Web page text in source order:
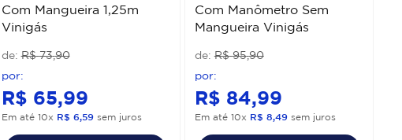
Com Mangueira 1,25m
Vinigás
R$ 73,90
R$ 65,99
Em até 10x R$ 6,59sem juros
Com Manômetro Sem
Mangueira Vinigás
R$ 95,90
R$ 84,99
Em até 10x R$ 8,49sem juros